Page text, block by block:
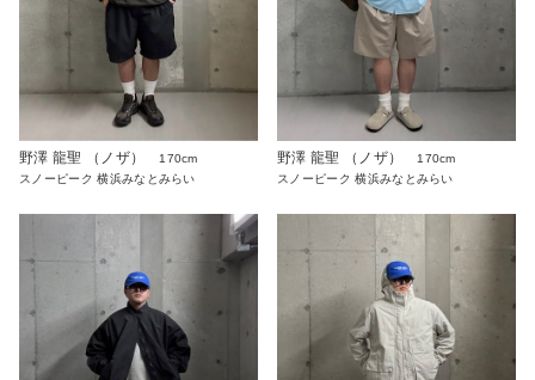
野澤 龍聖 （ノザ）
170cm
スノーピーク 横浜みなとみらい
野澤 龍聖 （ノザ）
170cm
スノーピーク 横浜みなとみらい